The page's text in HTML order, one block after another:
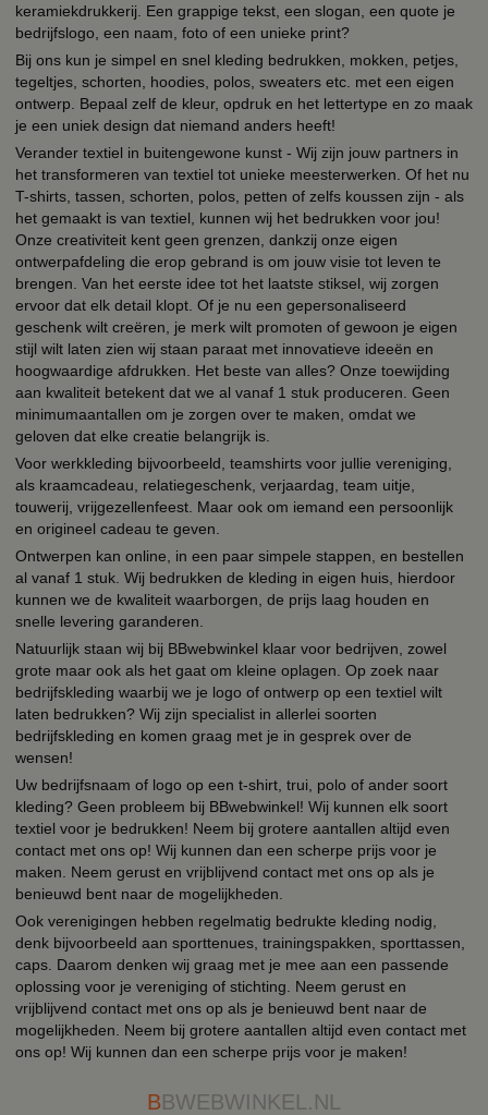
keramiekdrukkerij. Een grappige tekst, een slogan, een quote je
bedrijfslogo, een naam, foto of een unieke print?
Bij ons kun je simpel en snel kleding bedrukken, mokken, petjes,
tegeltjes, schorten, hoodies, polos, sweaters etc. met een eigen
ontwerp. Bepaal zelf de kleur, opdruk en het lettertype en zo maak
je een uniek design dat niemand anders heeft!
Verander textiel in buitengewone kunst - Wij zijn jouw partners in
het transformeren van textiel tot unieke meesterwerken. Of het nu
T-shirts, tassen, schorten, polos, petten of zelfs koussen zijn - als
het gemaakt is van textiel, kunnen wij het bedrukken voor jou!
Onze creativiteit kent geen grenzen, dankzij onze eigen
ontwerpafdeling die erop gebrand is om jouw visie tot leven te
brengen. Van het eerste idee tot het laatste stiksel, wij zorgen
ervoor dat elk detail klopt. Of je nu een gepersonaliseerd
geschenk wilt creëren, je merk wilt promoten of gewoon je eigen
stijl wilt laten zien wij staan paraat met innovatieve ideeën en
hoogwaardige afdrukken. Het beste van alles? Onze toewijding
aan kwaliteit betekent dat we al vanaf 1 stuk produceren. Geen
minimumaantallen om je zorgen over te maken, omdat we
geloven dat elke creatie belangrijk is.
Voor werkkleding bijvoorbeeld, teamshirts voor jullie vereniging,
als kraamcadeau, relatiegeschenk, verjaardag, team uitje,
touwerij, vrijgezellenfeest. Maar ook om iemand een persoonlijk
en origineel cadeau te geven.
Ontwerpen kan online, in een paar simpele stappen, en bestellen
al vanaf 1 stuk. Wij bedrukken de kleding in eigen huis, hierdoor
kunnen we de kwaliteit waarborgen, de prijs laag houden en
snelle levering garanderen.
Natuurlijk staan wij bij BBwebwinkel klaar voor bedrijven, zowel
grote maar ook als het gaat om kleine oplagen. Op zoek naar
bedrijfskleding waarbij we je logo of ontwerp op een textiel wilt
laten bedrukken? Wij zijn specialist in allerlei soorten
bedrijfskleding en komen graag met je in gesprek over de
wensen!
Uw bedrijfsnaam of logo op een t-shirt, trui, polo of ander soort
kleding? Geen probleem bij BBwebwinkel! Wij kunnen elk soort
textiel voor je bedrukken! Neem bij grotere aantallen altijd even
contact met ons op! Wij kunnen dan een scherpe prijs voor je
maken. Neem gerust en vrijblijvend contact met ons op als je
benieuwd bent naar de mogelijkheden.
Ook verenigingen hebben regelmatig bedrukte kleding nodig,
denk bijvoorbeeld aan sporttenues, trainingspakken, sporttassen,
caps. Daarom denken wij graag met je mee aan een passende
oplossing voor je vereniging of stichting. Neem gerust en
vrijblijvend contact met ons op als je benieuwd bent naar de
mogelijkheden. Neem bij grotere aantallen altijd even contact met
ons op! Wij kunnen dan een scherpe prijs voor je maken!
BBWEBWINKEL.NL